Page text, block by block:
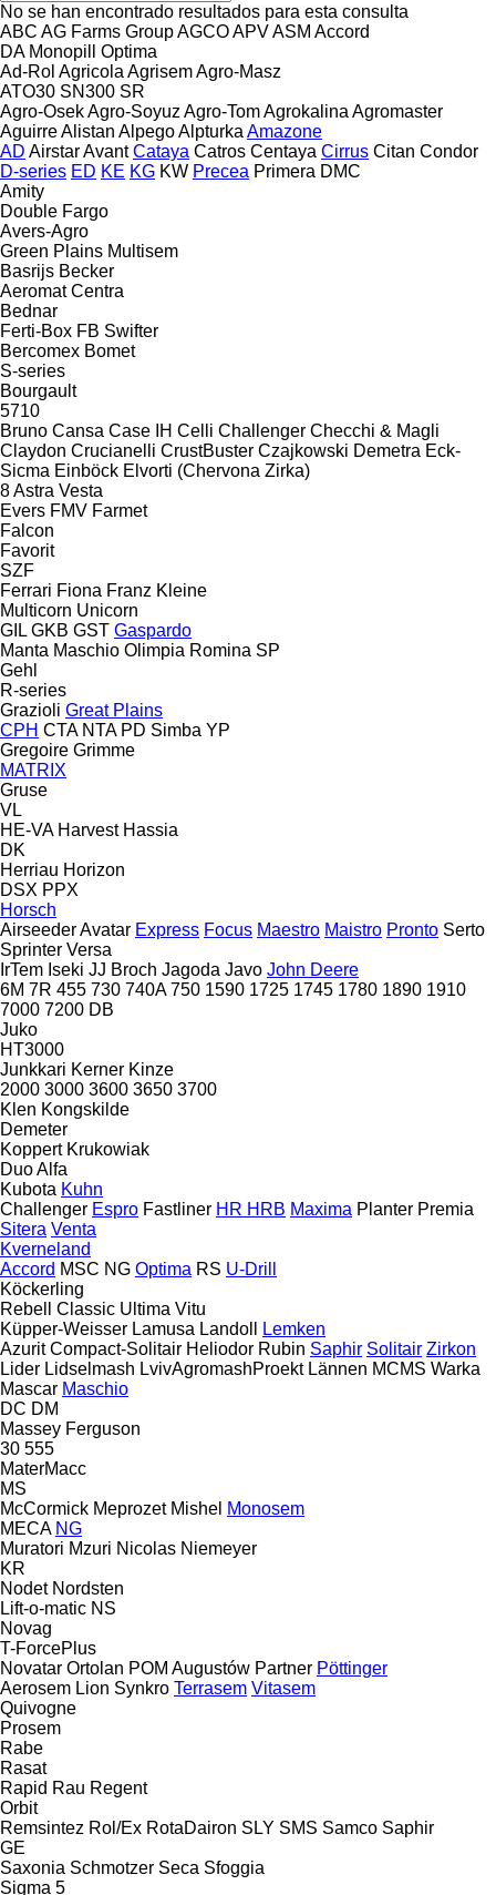
No se han encontrado resultados para esta consulta
ABC AG Farms GroupAGCOAPVASM Accord
DA Monopill
Optima
Ad-Rol Agricola AgrisemAgro-Masz
ATO30 SN300 SR
Agro-OsekAgro-Soyuz Agro-TomAgrokalina Agromaster
AguirreAlistan AlpegoAlpturka Amazone
AD AirstarAvant Cataya Catros Centaya Cirrus Citan Condor
D-series ED KE KG KW Precea Primera DMC
Amity
Double Fargo
Avers-Agro
Green Plains Multisem
Basrijs Becker
Aeromat Centra
Bednar
Ferti-Box FB Swifter
Bercomex Bomet
S-series
Bourgault
5710
Bruno Cansa Case IH Celli Challenger Checchi & Magli
Claydon Crucianelli CrustBuster Czajkowski Demetra Eck-
Sicma Einböck Elvorti (Chervona Zirka)
8Astra Vesta
Evers FMV Farmet
Falcon
Favorit
SZF
Ferrari Fiona Franz Kleine
Multicorn Unicorn
GIL GKB GST Gaspardo
Manta Maschio Olimpia Romina SP
Gehl
R-series
Grazioli Great Plains
CPH CTA NTA PD Simba YP
Gregoire Grimme
MATRIX
Gruse
VL
HE-VA Harvest Hassia
DK
Herriau Horizon
DSX PPX
Horsch
AirseederAvatar Express Focus Maestro Maistro Pronto Serto
Sprinter Versa
IrTem Iseki JJ Broch Jagoda Javo John Deere
6M 7R 455 730 740A 750 1590 1725 1745 1780 1890 1910
7000 7200 DB
Juko
HT3000
Junkkari Kerner Kinze
2000 3000 3600 3650 3700
Klen Kongskilde
Demeter
Koppert Krukowiak
Duo Alfa
Kubota Kuhn
Challenger Espro Fastliner HR HRB Maxima Planter Premia
Sitera Venta
Kverneland
Accord MSC NG Optima RS U-Drill
Köckerling
Rebell Classic Ultima Vitu
Küpper-Weisser Lamusa Landoll
Lemken
Azurit Compact-Solitair Heliodor Rubin Saphir Solitair Zirkon
Lider Lidselmash LvivAgromashProekt Lännen MCMS Warka
Mascar Maschio
DC DM
Massey Ferguson
30 555
MaterMacc
MS
McCormick Meprozet Mishel Monosem
MECA NG
Muratori Mzuri Nicolas Niemeyer
KR
Nodet Nordsten
Lift-o-matic NS
Novag
T-ForcePlus
Novatar Ortolan POM Augustów Partner Pöttinger
Aerosem Lion Synkro Terrasem Vitasem
Quivogne
Prosem
Rabe
Rasat
Rapid Rau Regent
Orbit
Remsintez Rol/Ex RotaDairon SLY SMS Samco Saphir
GE
Saxonia Schmotzer Seca Sfoggia
Sigma 5